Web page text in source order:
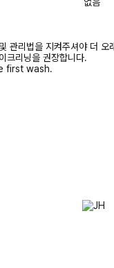
관리법을 지켜주셔야 더 오
크리닝을 권장합니다.
first wash.